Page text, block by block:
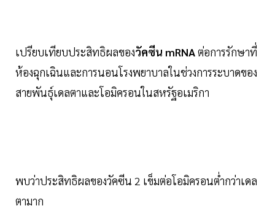
เปรียบเทียบประสิทธิผลของวัคซีน mRNAต่อการรักษาที่
ห้องฉุกเฉินและการนอนโรงพยาบาลในช่วงการระบาดของ
สายพันธุ์เดลตาและโอมิครอนในสหรัฐอเมริกา
พบว่าประสิทธิผลของวัคซีน 2 เข็มต่อโอมิครอนต่ำกว่าเดล
ตามาก